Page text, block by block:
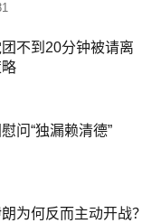
不到20分钟被请离
问“独漏赖清德”
为何反而主动开战？